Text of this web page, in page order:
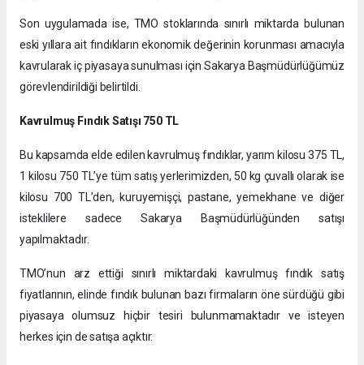
Son uygulamada ise, TMO stoklarında sınırlı miktarda bulunan
eski yıllara ait fındıkların ekonomik değerinin korunması amacıyla
kavrularak iç piyasaya sunulması için Sakarya Başmüdürlüğümüz
görevlendirildiği belirtildi.
Kavrulmuş Fındık Satışı 750 TL
Bu kapsamda elde edilen kavrulmuş fındıklar, yarım kilosu 375 TL,
1 kilosu 750 TL’ye tüm satış yerlerimizden, 50 kg çuvallı olarak ise
kilosu 700 TL’den, kuruyemişçi, pastane, yemekhane ve diğer
isteklilere sadece Sakarya Başmüdürlüğünden satışı
yapılmaktadır.
TMO’nun arz ettiği sınırlı miktardaki kavrulmuş fındık satış
fiyatlarının, elinde fındık bulunan bazı firmaların öne sürdüğü gibi
piyasaya olumsuz hiçbir tesiri bulunmamaktadır ve isteyen
herkes için de satışa açıktır.